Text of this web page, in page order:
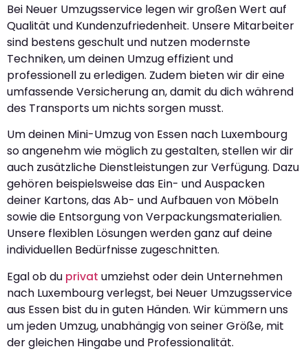
Bei Neuer Umzugsservice legen wir großen Wert auf
Qualität und Kundenzufriedenheit. Unsere Mitarbeiter
sind bestens geschult und nutzen modernste
Techniken, um deinen Umzug effizient und
professionell zu erledigen. Zudem bieten wir dir eine
umfassende Versicherung an, damit du dich während
des Transports um nichts sorgen musst.
Um deinen Mini-Umzug von Essen nach Luxembourg
so angenehm wie möglich zu gestalten, stellen wir dir
auch zusätzliche Dienstleistungen zur Verfügung. Dazu
gehören beispielsweise das Ein- und Auspacken
deiner Kartons, das Ab- und Aufbauen von Möbeln
sowie die Entsorgung von Verpackungsmaterialien.
Unsere flexiblen Lösungen werden ganz auf deine
individuellen Bedürfnisse zugeschnitten.
Egal ob du privat umziehst oder dein Unternehmen
nach Luxembourg verlegst, bei Neuer Umzugsservice
aus Essen bist du in guten Händen. Wir kümmern uns
um jeden Umzug, unabhängig von seiner Größe, mit
der gleichen Hingabe und Professionalität.